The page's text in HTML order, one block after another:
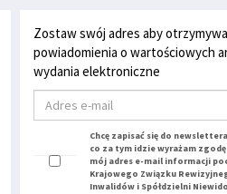
Zostaw swój adres aby
powiadomienia o wartościowych
wydania elektroniczne
Chcę zapisać się do
co za tym idzie wyrażam zgodę
mój adres e-mail informacji
Krajowego Związku
Inwalidów i Spółdzielni